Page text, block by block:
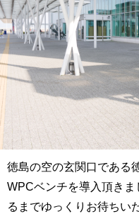
徳島の空の玄関口である
WPCベンチを導入頂き
るまでゆっくりお待ちい